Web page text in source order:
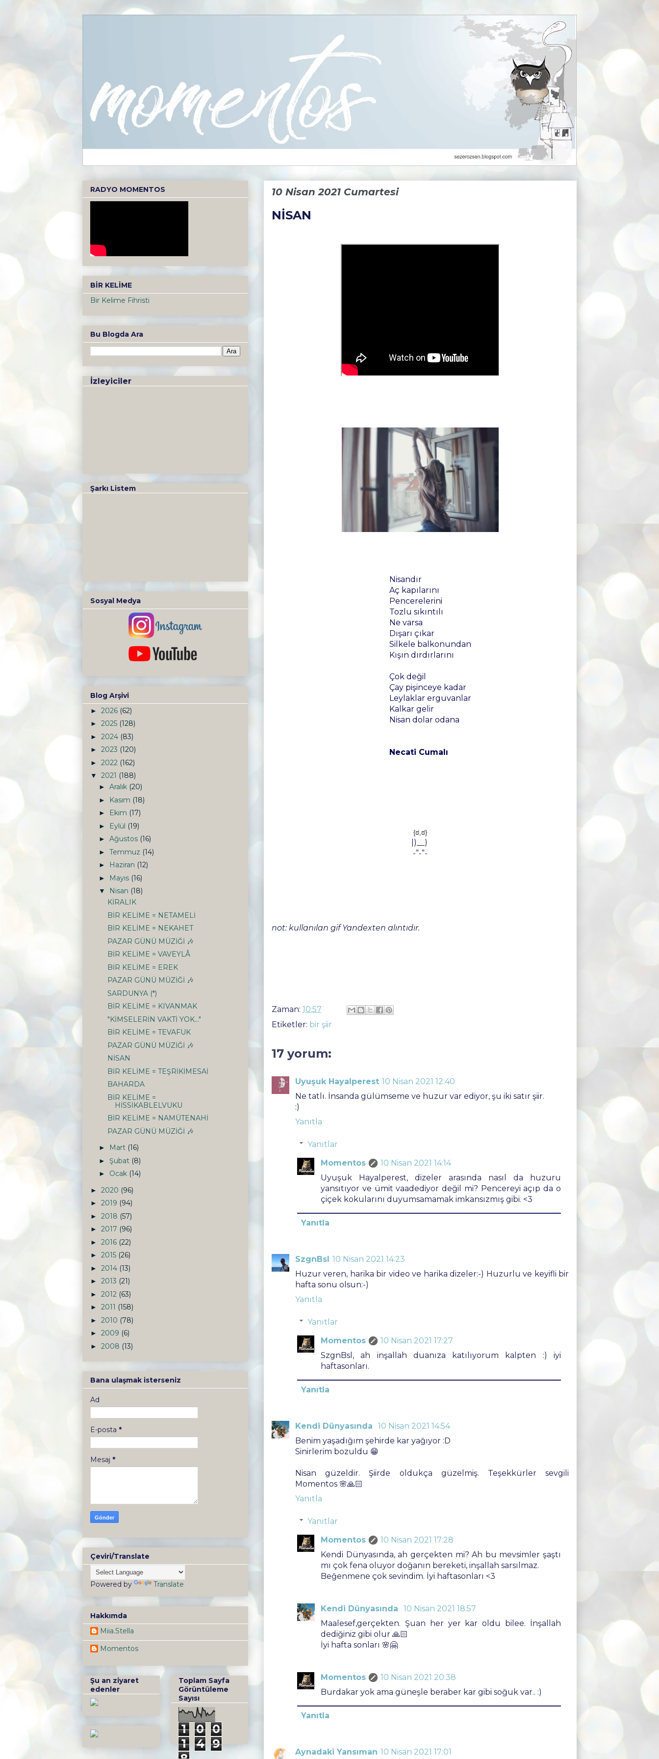
10 Nisan 2021 Cumartesi
NİSAN
Nisandır
Aç kapılarını
Pencerelerini
Tozlu sıkıntılı
Ne varsa
Dışarı çıkar
Silkele balkonundan
Kışın dırdırlarını
Çok değil
Çay pişinceye kadar
Leylaklar erguvanlar
Kalkar gelir
Nisan dolar odana
Necati Cumalı
{ಠ,ಠ}
|)__)
-”-”-
not: kullanılan gif Yandexten alıntıdır.
Zaman: 10:57
Etiketler: bir şiir
17 yorum:
Uyuşuk Hayalperest 10 Nisan 2021 12:40
Ne tatlı. İnsanda gülümseme ve huzur var ediyor, şu iki satır şiir.
:)
Yanıtla
Yanıtlar
Momentos
10 Nisan 2021 14:14
Uyuşuk Hayalperest, dizeler arasında nasıl da huzuru
yansıtıyor ve ümit vaadediyor değil mi? Pencereyi açıp da o
çiçek kokularını duyumsamamak imkansızmış gibi. <3
Yanıtla
SzgnBsl 10 Nisan 2021 14:23
Huzur veren, harika bir video ve harika dizeler:-) Huzurlu ve keyifli bir
hafta sonu olsun:-)
Yanıtla
Yanıtlar
Momentos
10 Nisan 2021 17:27
SzgnBsl, ah inşallah duanıza katılıyorum kalpten :) iyi
haftasonları.
Yanıtla
Kendi Dünyasında
10 Nisan 2021 14:54
Benim yaşadığım şehirde kar yağıyor :D
Sinirlerim bozuldu 😁
Nisan güzeldir. Şiirde oldukça güzelmiş. Teşekkürler sevgili
Momentos 🌸🙏🏻
Yanıtla
Yanıtlar
Momentos
10 Nisan 2021 17:28
Kendi Dünyasında, ah gerçekten mi? Ah bu mevsimler şaştı
mı çok fena oluyor doğanın bereketi, inşallah sarsılmaz.
Beğenmene çok sevindim. İyi haftasonları <3
Kendi Dünyasında
10 Nisan 2021 18:57
Maalesef,gerçekten. Şuan her yer kar oldu bilee. İnşallah
dediğiniz gibi olur 🙏🏻
İyi hafta sonları 🌸🤗
Momentos
10 Nisan 2021 20:38
Burdakar yok ama güneşle beraber kar gibi soğuk var.. :)
Yanıtla
Aynadaki Yansıman 10 Nisan 2021 17:01
RADYO MOMENTOS
BİR KELİME
Bir Kelime Fihristi
Bu Blogda Ara
İzleyiciler
Şarkı Listem
Sosyal Medya
Blog Arşivi
► 2026 (62)
► 2025 (128)
► 2024 (83)
► 2023 (120)
► 2022 (162)
▼ 2021 (188)
► Aralık (20)
► Kasım (18)
► Ekim (17)
► Eylül (19)
► Ağustos (16)
► Temmuz (14)
► Haziran (12)
► Mayıs (16)
▼ Nisan (18)
KİRALIK
BİR KELİME = NETAMELİ
BİR KELİME = NEKAHET
PAZAR GÜNÜ MÜZİĞİ 🎶
BİR KELİME = VAVEYLÂ
BİR KELİME = EREK
PAZAR GÜNÜ MÜZİĞİ 🎶
SARDUNYA (*)
BİR KELİME = KIVANMAK
"KİMSELERİN VAKTİ YOK..."
BİR KELİME = TEVAFUK
PAZAR GÜNÜ MÜZİĞİ 🎶
NİSAN
BİR KELİME = TEŞRİKİMESAİ
BAHARDA
BİR KELİME =
HİSSİKABLELVUKU
BİR KELİME = NAMÜTENAHİ
PAZAR GÜNÜ MÜZİĞİ 🎶
► Mart (16)
► Şubat (8)
► Ocak (14)
► 2020 (96)
► 2019 (94)
► 2018 (57)
► 2017 (96)
► 2016 (22)
► 2015 (26)
► 2014 (13)
► 2013 (21)
► 2012 (63)
► 2011 (158)
► 2010 (78)
► 2009 (6)
► 2008 (13)
Bana ulaşmak isterseniz
Ad
E-posta *
Mesaj *
Çeviri/Translate
Powered by Translate
Hakkımda
Miia.Stella
Momentos
Şu an ziyaret
edenler
Toplam Sayfa
Görüntüleme
Sayısı
1 0 0
1
4 9